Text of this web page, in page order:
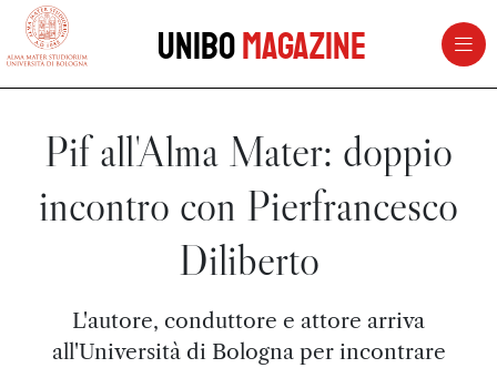
vai al contenuto della pagina
UniboMagazine
Pif all'Alma Mater: doppio
incontro con Pierfrancesco
Diliberto
L'autore, conduttore e attore arriva
all'Università di Bologna per incontrare